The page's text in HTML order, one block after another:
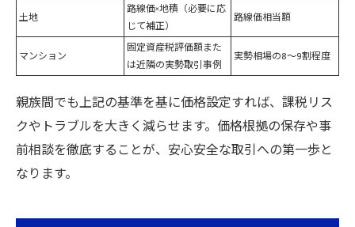
土地
路線価×地積（必要に応
じて補正）
路線価相当額
マンション
固定資産税評価額また
は近隣の実勢取引事例
実勢相場の8〜9割程度
親族間でも上記の基準を基に価格設定すれば、課税リス
クやトラブルを大きく減らせます。価格根拠の保存や事
前相談を徹底することが、安心安全な取引への第一歩と
なります。